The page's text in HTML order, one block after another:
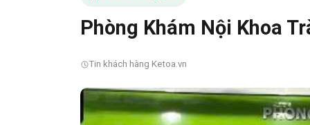
Phòng Khám Nội Khoa
Tin khách hàng Ketoa.vn